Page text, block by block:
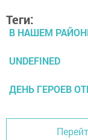
Теги:
В НАШЕМ
UNDEFINED
ДЕНЬ ГЕРОЕВ